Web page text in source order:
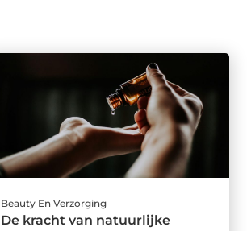
Beauty En Verzorging
De kracht van natuurlijke